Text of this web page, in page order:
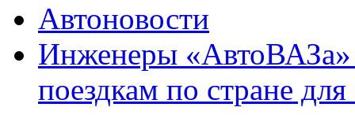
Автоновости
Инженеры «АвтоВАЗа»
поездкам по стране